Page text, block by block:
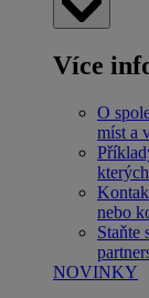
Více
O
míst a
nebo
Staňte
NOVINKY